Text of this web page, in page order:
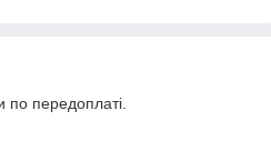
по передоплаті.